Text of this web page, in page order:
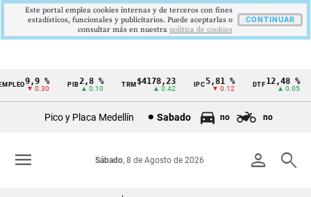
Cintillo
Colombia
9,9 %
▼ 0.30
PIB2,8 %
▲ 0.10
TRM $4178,23
▲ 0.42
5,81 %
▼ 0.12
DTF12,48 %
▲ 0.05
Pico y Placa Medellín Sabado no no
person search
Sábado, 8 de Agosto de 2026
menu
Este portal emplea cookies internas y de terceros con fines
estadísticos, funcionales y publicitarios. Puede aceptarlas o
consultar más en nuestra politica de cookies
CONTINUAR